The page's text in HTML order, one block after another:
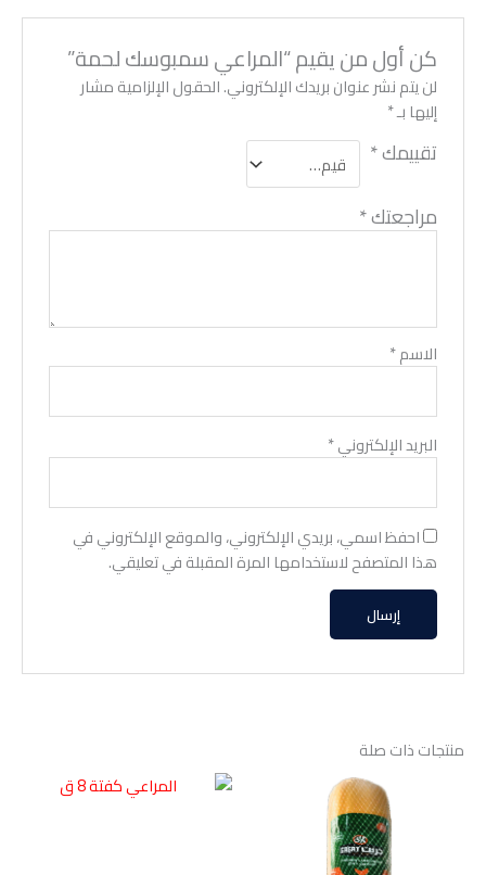
كن أول من يقيم “المراعي سمبوسك لحمة”
لن يتم نشر عنوان بريدك الإلكتروني.الحقول الإلزامية مشار
إليها بـ*
تقييمك*
مراجعتك*
الاسم*
البريد الإلكتروني*
احفظ اسمي، بريدي الإلكتروني، والموقع الإلكتروني في
هذا المتصفح لاستخدامها المرة المقبلة في تعليقي.
منتجات ذات صلة